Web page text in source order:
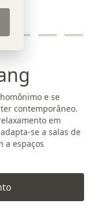
e se
contemporâneo.
em
se a salas de
a espaços